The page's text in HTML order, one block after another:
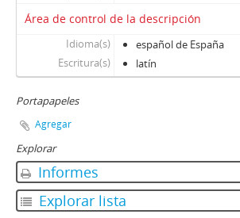
Área de control de la descripción
Idioma(s)
español de España
Escritura(s)
latín
Portapapeles
Agregar
Explorar
Informes
Explorar lista